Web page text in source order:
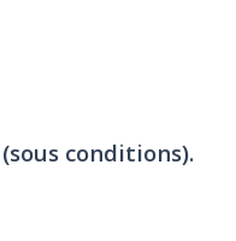
conditions).